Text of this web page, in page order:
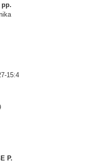
pp.
15:4
P.